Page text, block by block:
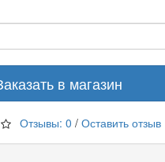
в магазин
Отзывы: 0 / Оставить отзыв